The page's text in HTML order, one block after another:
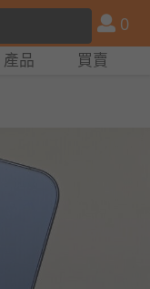
尋
產
品
比
會
員
0
產品 買賣